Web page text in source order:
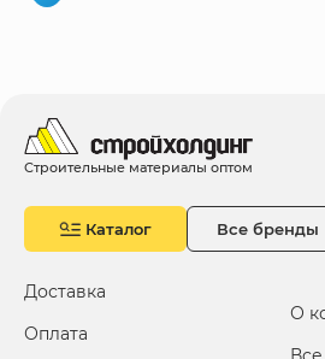
для выполнения строительных
высокую прочность и
конструкций.
кладки газосиликатных
кирпича и плит. Также
выравнивания
до 5 см и монтажа ячеистых
—
отсутствие примесей.
Строительные материалы оптом
Каталог Все бренды
Доставка
Оплата
О